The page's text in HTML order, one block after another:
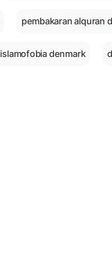
pembakaran alquran
islamofobia denmark